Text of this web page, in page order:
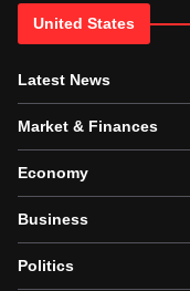
United States
Latest News
Market & Finances
Economy
Business
Politics